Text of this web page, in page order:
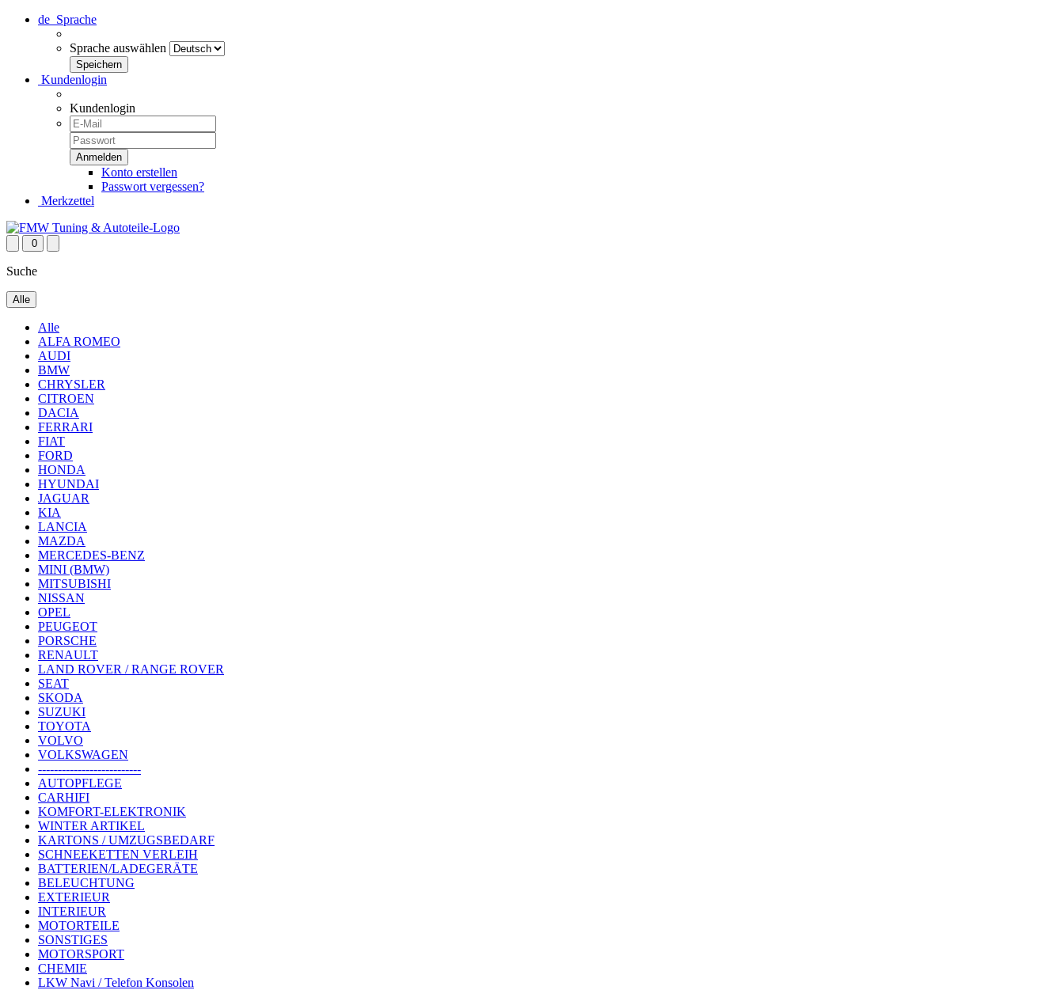
de Sprache
Sprache auswählen
Kundenlogin
Kundenlogin
Konto erstellen
Passwort vergessen?
Merkzettel
0
Suche
Alle
Alle
ALFA ROMEO
AUDI
BMW
CHRYSLER
CITROEN
DACIA
FERRARI
FIAT
FORD
HONDA
HYUNDAI
JAGUAR
KIA
LANCIA
MAZDA
MERCEDES-BENZ
MINI (BMW)
MITSUBISHI
NISSAN
OPEL
PEUGEOT
PORSCHE
RENAULT
LAND ROVER / RANGE ROVER
SEAT
SKODA
SUZUKI
TOYOTA
VOLVO
VOLKSWAGEN
--------------------------
AUTOPFLEGE
CARHIFI
KOMFORT-ELEKTRONIK
WINTER ARTIKEL
KARTONS / UMZUGSBEDARF
SCHNEEKETTEN VERLEIH
BATTERIEN/LADEGERÄTE
BELEUCHTUNG
EXTERIEUR
INTERIEUR
MOTORTEILE
SONSTIGES
MOTORSPORT
CHEMIE
LKW Navi / Telefon Konsolen